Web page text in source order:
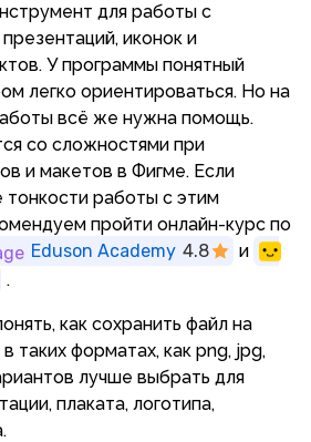
для работы с
иконок и
У программы понятный
легко ориентироваться. Но на
всё же нужна помощь.
со сложностями при
и макетов в Фигме. Если
тонкости работы с этим
пройти онлайн-курс по
Eduson Academy 4.8
и
.
как сохранить файл на
таких форматах, как png, jpg,
лучше выбрать для
плаката, логотипа,